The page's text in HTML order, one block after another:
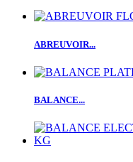
ABREUVOIR...
BALANCE...